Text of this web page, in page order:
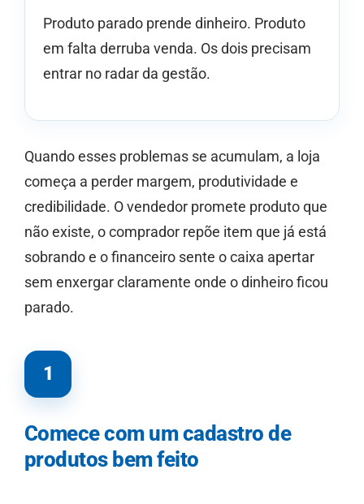
Produto parado prende dinheiro. Produto
em falta derruba venda. Os dois precisam
entrar no radar da gestão.
Quando esses problemas se acumulam, a loja
começa a perder margem, produtividade e
credibilidade. O vendedor promete produto que
não existe, o comprador repõe item que já está
sobrando e o financeiro sente o caixa apertar
sem enxergar claramente onde o dinheiro ficou
parado.
1
Comece com um cadastro de
produtos bem feito